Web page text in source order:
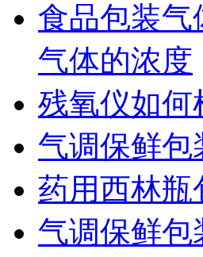
食品包装
气体的浓度
残氧仪如何
气调保鲜包
药用西林瓶
气调保鲜包